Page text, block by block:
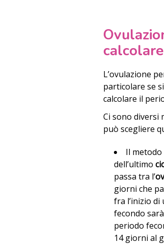
L’ovulazione
particolare se
calcolare il
Ci sono diversi
può scegliere
Il
dell’ultimo
passa tra l’
giorni che
fra l’inizio
fecondo
periodo
14 giorni al